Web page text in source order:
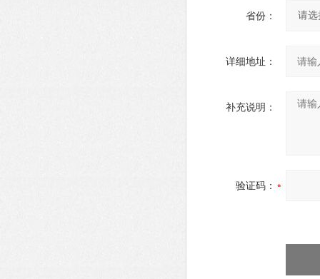
省份：
详细地址：
补充说明：
验证码：